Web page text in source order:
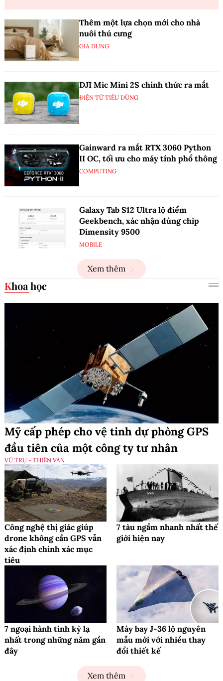
Thêm một lựa chọn mới cho nhà
nuôi thú cưng
GIA DỤNG
DJI Mic Mini 2S chính thức ra mắt
ĐIỆN TỬ TIÊU DÙNG
Gainward ra mắt RTX 3060 Python
II OC, tối ưu cho máy tính phổ thông
COMPUTING
Galaxy Tab S12 Ultra lộ điểm
Geekbench, xác nhận dùng chip
Dimensity 9500
MOBILE
Xem thêm
Khoa học
Mỹ cấp phép cho vệ tinh dự phòng GPS
đầu tiên của một công ty tư nhân
VŨ TRỤ - THIÊN VĂN
Công nghệ thị giác giúp
drone không cần GPS vẫn
xác định chính xác mục
tiêu
7 tàu ngầm nhanh nhất thế
giới hiện nay
7 ngoại hành tinh kỳ lạ
nhất trong những năm gần
đây
Máy bay J-36 lộ nguyên
mẫu mới với nhiều thay
đổi thiết kế
Xem thêm